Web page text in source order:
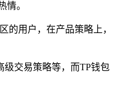
情。
的用户，在产品策略上，
级交易策略等，而TP钱包